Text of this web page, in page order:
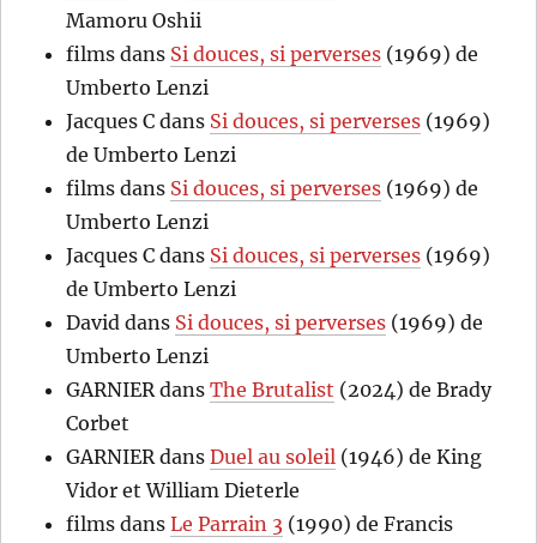
Mamoru Oshii
films dans Si douces, si perverses (1969) de
Umberto Lenzi
Jacques C dans Si douces, si perverses (1969)
de Umberto Lenzi
films dans Si douces, si perverses (1969) de
Umberto Lenzi
Jacques C dans Si douces, si perverses (1969)
de Umberto Lenzi
David dans Si douces, si perverses (1969) de
Umberto Lenzi
GARNIER dansThe Brutalist (2024) de Brady
Corbet
GARNIER dansDuel au soleil (1946) de King
Vidor et William Dieterle
films dansLe Parrain 3 (1990) de Francis